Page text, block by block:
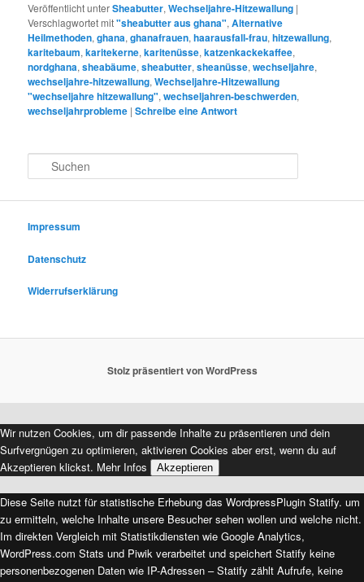
Veröffentlicht unterSheabutter,Wechseljahre-Hitzewallung |
Verschlagwortet mit"sheabutter aus ghana",Alternative
Heilmethoden,ghana,ghanafrauen,haarausfall-frau,hitzewallung,
karitebaum,karitekerne,karitenüsse,katzenkackekaffee,
nordghana,sheabäume,sheabutter,sheanüsse,wechseljahre,
wechseljahre-hitzewallung,Wechseljahre-Hitzewallung
"wechseljahre hitzewallung",wechseljahren-beschwerden,
wechseljahrprobleme |Schreibe eine Antwort
u
e
Impressum
Datenschutz
Widerrufserklärung
Stolz präsentiert von WordPress
Wir nutzen Cookies, um dir passende Inhalte zu präsentieren und dein
Surfvergnügen zu optimieren, aktivieren Cookies aber erst, wenn du auf
Akzeptieren klickst. Mehr Infos Akzeptieren
Diese Seite nutzt für statistische Erhebung das WordpressPlugin Statify. um
zu ermitteln, welche Inhalte unsere Besucher sehen wollen und welche nicht.
Im direkten Vergleich mit Statistikdiensten wie Google Analytics,
WordPress.com Stats und Piwik verarbeitet und speichert Statify keine
personenbezogenen Daten wie IP-Adressen – Statify zählt Aufrufe, keine